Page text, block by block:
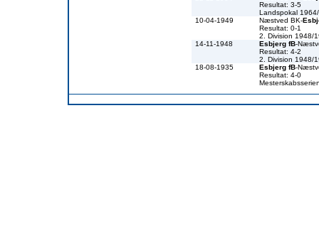
Resultat: 3-5
Landspokal
10-04-1949
Næstved BK-
Resultat: 0-1
2. Division 1948/
14-11-1948
Esbjerg fB-
Resultat: 4-2
2. Division 1948/
18-08-1935
Esbjerg fB-
Resultat: 4-0